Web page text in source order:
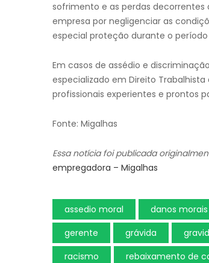
sofrimento e as perdas decorrentes
empresa por negligenciar as
especial proteção durante o
Em casos de assédio e
especializado em Direito
profissionais experientes e prontos
Fonte: Migalhas
Essa notícia foi publicada
empregadora – Migalhas
assedio moral danos morais
gerente
grávida
racismo
rebaixamento de